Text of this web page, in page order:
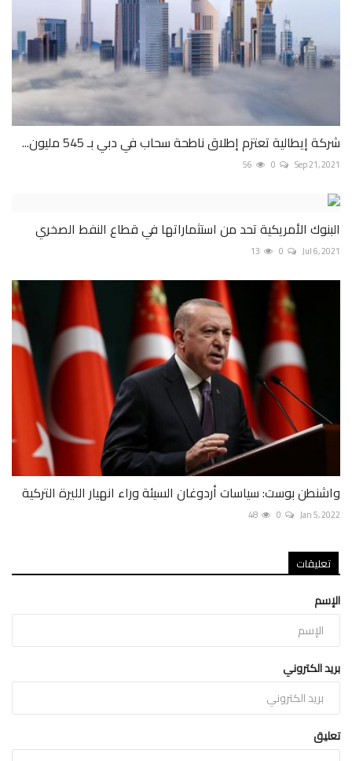
شركة إيطالية تعتزم إطلاق ناطحة سحاب في دبي بـ 545 مليون...
Sep 21, 2021
0
56
البنوك الأمريكية تحد من استثماراتها في قطاع النفط الصخري
Jul 6, 2021
0
13
واشنطن بوست: سياسات أردوغان السيئة وراء انهيار الليرة التركية
Jan 5, 2022
0
48
تعليقات
الإسم
بريد الكتروني
تعليق